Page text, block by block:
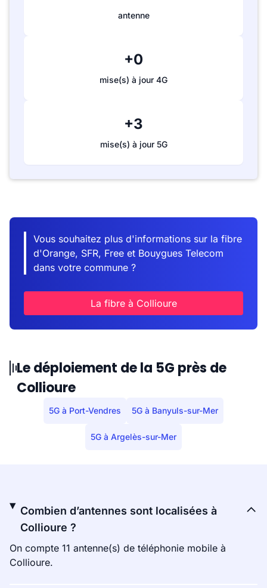
antenne
+0
mise(s) à jour 4G
+3
mise(s) à jour 5G
Vous souhaitez plus d'informations sur la fibre
d'Orange, SFR, Free et Bouygues Telecom
dans votre commune ?
La fibre à Collioure
Le déploiement de la 5G près de
Collioure
5G à Port-Vendres 5G à Banyuls-sur-Mer
5G à Argelès-sur-Mer
Combien d’antennes sont localisées à
Collioure ?
On compte 11 antenne(s) de téléphonie mobile à
Collioure.